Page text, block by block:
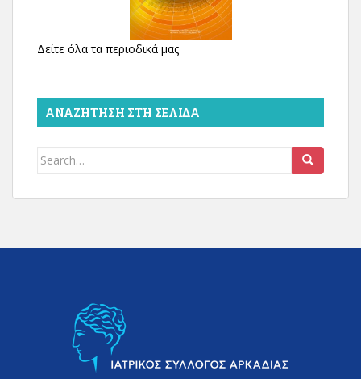
Δείτε όλα τα περιοδικά μας
ΑΝΑΖΉΤΗΣΗ ΣΤΗ ΣΕΛΊΔΑ
Search